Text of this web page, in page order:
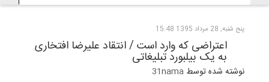
پنج شنبه, 28 مرداد 1395 15:48
اعتراضی که وارد است / انتقاد علیرضا افتخاری
به یک بیلبورد تبلیغاتی
نوشته شده توسط 31nama